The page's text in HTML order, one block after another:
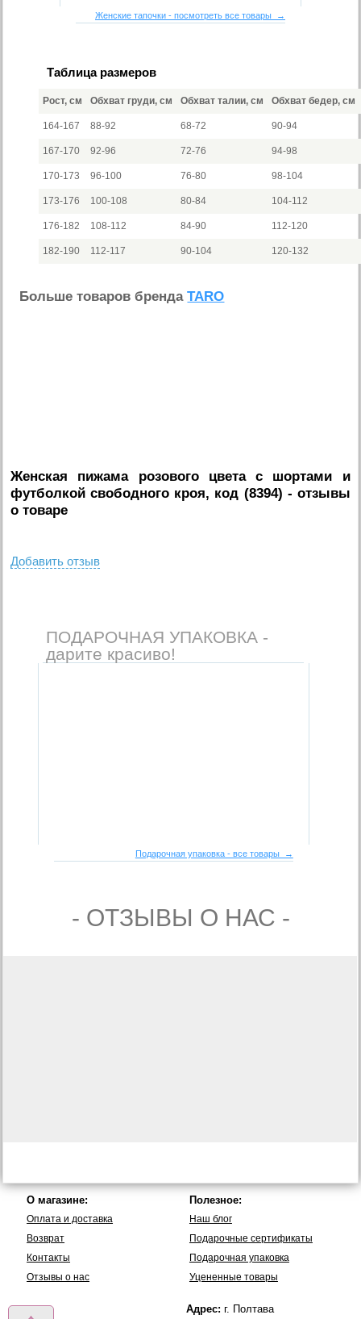
Женские тапочки - посмотреть все товары →
Таблица размеров
Рост, см Обхват груди, см Обхват талии, см Обхват бедер, см
164-167 88-92 68-72 90-94
167-170 92-96 72-76 94-98
170-173 96-100 76-80 98-104
173-176 100-108 80-84 104-112
176-182 108-112 84-90 112-120
182-190 112-117 90-104 120-132
Больше товаров брендаTARO
Женская пижама розового цвета с шортами и
футболкой свободного кроя, код (8394) - отзывы
о товаре
Добавить отзыв
ПОДАРОЧНАЯ УПАКОВКА -
дарите красиво!
Подарочная упаковка - все товары →
- ОТЗЫВЫ О НАС -
О магазине:
Оплата и доставка
Возврат
Контакты
Отзывы о нас
Полезное:
Наш блог
Подарочные сертификаты
Подарочная упаковка
Уцененные товары
Адрес: г. Полтава